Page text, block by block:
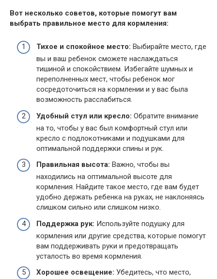
Вот несколько советов, которые помогут вам
выбрать правильное место для кормления:
Тихое и спокойное место: Выбирайте место, где
вы и ваш ребенок сможете наслаждаться
тишиной и спокойствием. Избегайте шумных и
переполненных мест, чтобы ребенок мог
сосредоточиться на кормлении и у вас была
возможность расслабиться.
Удобный стул или кресло: Обратите внимание
на то, чтобы у вас был комфортный стул или
кресло с подлокотниками и подушками для
оптимальной поддержки спины и рук.
Правильная высота: Важно, чтобы вы
находились на оптимальной высоте для
кормления. Найдите такое место, где вам будет
удобно держать ребенка на руках, не наклоняясь
слишком сильно или слишком низко.
Поддержка рук: Используйте подушку для
кормления или другие средства, которые помогут
вам поддерживать руки и предотвращать
усталость во время кормления.
Хорошее освещение: Убедитесь, что место,